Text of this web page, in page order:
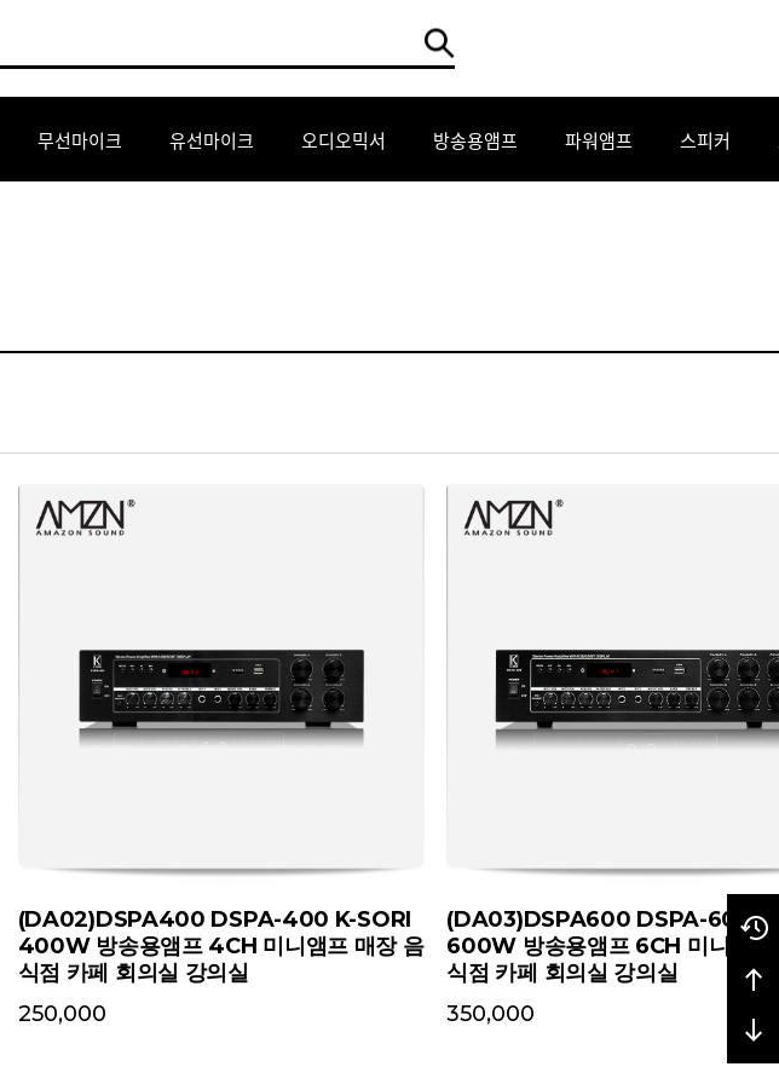
무선마이크 유선마이크 오디오믹서 방송용앰프 파워앰프 스피커
(DA02)DSPA400 DSPA-400 K-SORI
400W 방송용앰프 4CH 미니앰프 매장 음
식점 카페 회의실 강의실
250,000
(DA03)DSPA600 DSPA-600
600W 방송용앰프 6CH 미니앰프
식점 카페 회의실 강의실
350,000